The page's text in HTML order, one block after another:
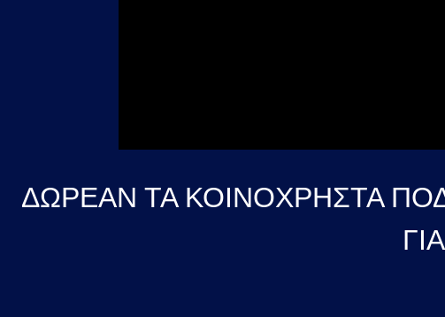
ΔΩΡΕΑΝ ΤΑ ΚΟΙΝΟΧΡΗΣΤΑ